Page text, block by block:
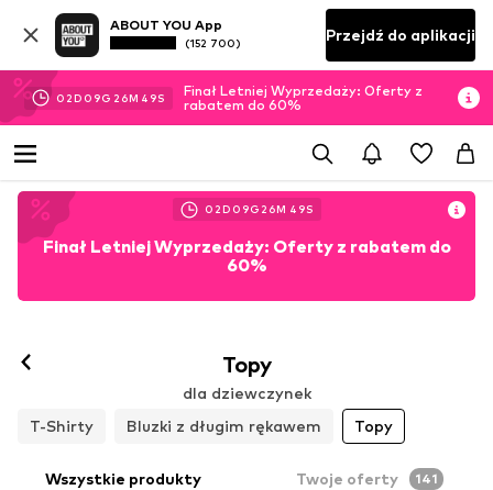
ABOUT YOU App
(152 700) Przejdź do aplikacji
02D 09G 26M 47S
Finał Letniej Wyprzedaży: Oferty z
rabatem do 60%
02D 09G 26M 47S
Finał Letniej Wyprzedaży: Oferty z rabatem do
60%
Topy
dla dziewczynek
T-Shirty
Bluzki z długim rękawem Topy
Wszystkie produkty Twoje oferty 141